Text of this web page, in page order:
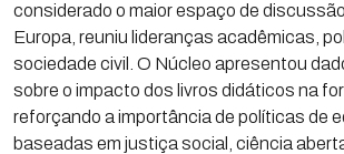
considerado o maior espaço de
Europa, reuniu lideranças acadêmicas,
sociedade civil. O Núcleo apresentou
sobre o impacto dos livros didáticos na
reforçando a importância de políticas de
baseadas em justiça social, ciência